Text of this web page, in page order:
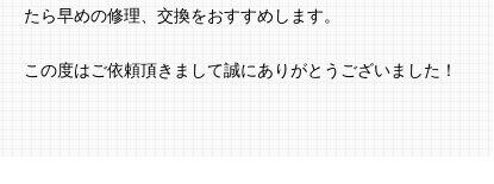
たら早めの修理、交換をおすすめします。
この度はご依頼頂きまして誠にありがとうございました！